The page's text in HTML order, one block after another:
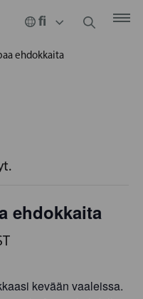
ehdokkaita
ehdokkaita
kevään vaaleissa.